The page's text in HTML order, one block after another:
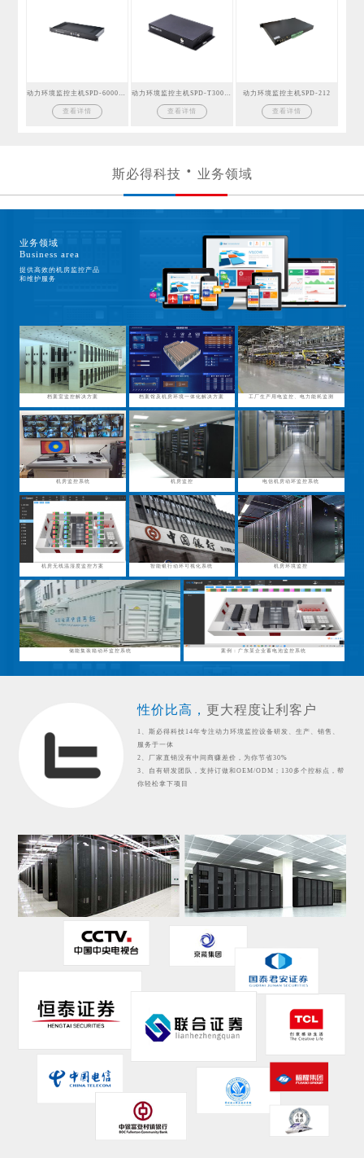
查看详情 查看详情
动力环境监控主机SPD-212
查看详情
斯必得科技 业务领域
业务领域
Business area
提供高效的机房监控产品
和维护服务
档案室监控解决方案 档案馆及机房环境一体化解决方案 工厂生产用电监控、电力能耗监测
机房监控系统 机房监控 电信机房动环监控系统
机房无线温湿度监控方案 智能银行动环可视化系统 机房环境监控
储能集装箱动环监控系统 案例：广东某企业蓄电池监控系统
性价比高， 更大程度让利客户
1、斯必得科技14年专注动力环境监控设备研发、生产、销售、
服务于一体
2、厂家直销没有中间商赚差价，为你节省30%
3、自有研发团队，支持订做和OEM/ODM；130多个控标点，帮
你轻松拿下项目